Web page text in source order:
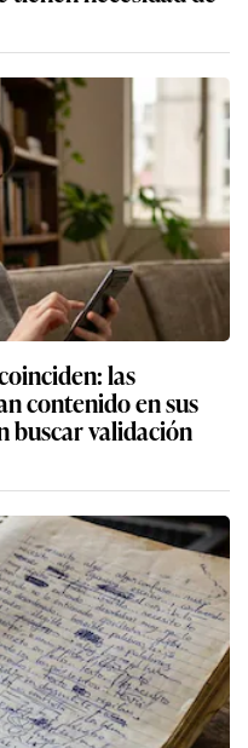
las
contenido en sus
buscar validación